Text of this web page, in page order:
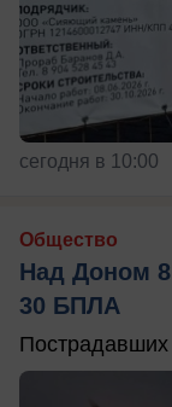
сегодня в 10:00
Общество
Над Доном 8
30 БПЛА
Пострадавших